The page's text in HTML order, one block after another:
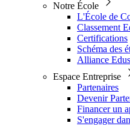
Notre École
L'École de
Classement
Certifications
Schéma des
Alliance
Espace Entreprise
Partenaires
Devenir
Financer un
S'engager